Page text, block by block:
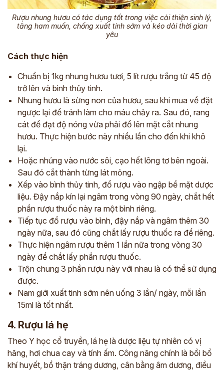
Rượu nhung hươu có tác dụng tốt trong việc cải thiện sinh lý,
tăng ham muốn, chống xuất tinh sớm và kéo dài thời gian
yêu
Cách thực hiện
Chuẩn bị 1kg nhung hươu tươi, 5 lít rượu trắng từ 45 độ
trở lên và bình thủy tinh.
Nhung hươu là sừng non của hươu, sau khi mua về đặt
ngược lại để tránh làm cho máu chảy ra. Sau đó, rang
cát để đạt độ nóng vừa phải đổ lên mặt cắt nhung
hươu. Thực hiện bước này nhiều lần cho đến khi khô
lại.
Hoặc nhúng vào nước sôi, cạo hết lông tơ bên ngoài.
Sau đó cắt thành từng lát mỏng.
Xếp vào bình thủy tinh, đổ rượu vào ngập bề mặt dược
liệu. Đậy nắp kín lại ngâm trong vòng 90 ngày, chắt hết
phần rượu thuốc này ra một bình riêng.
Tiếp tục đổ rượu vào bình, đậy nắp và ngâm thêm 30
ngày nữa, sau đó cũng chắt lấy rượu thuốc ra để riêng.
Thực hiện ngâm rượu thêm 1 lần nữa trong vòng 30
ngày để chắt lấy phần rượu thuốc.
Trộn chung 3 phần rượu này với nhau là có thể sử dụng
được.
Nam giới xuất tinh sớm nên uống 3 lần/ ngày, mỗi lần
15ml là tốt nhất.
4. Rượu lá hẹ
Theo Y học cổ truyền, lá hẹ là dược liệu tự nhiên có vị
hăng, hơi chua cay và tính ấm. Công năng chính là bồi bổ
khí huyết, bổ thận tráng dương, cân bằng âm dương, điều